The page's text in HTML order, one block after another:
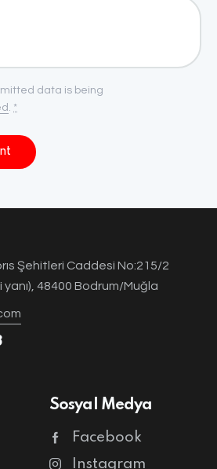
data is being
. *
Şehitleri Caddesi No:215/2
48400 Bodrum/Muğla
Sosyal Medya
Facebook
Instagram